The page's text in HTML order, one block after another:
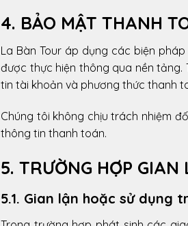
4. BẢO MẬT THANH
La Bàn Tour áp dụng các biện
được thực hiện thông qua nền tảng.
tin tài khoản và phương thức thanh
Chúng tôi không chịu trách nhiệm
thông tin thanh toán.
5. TRƯỜNG HỢP
5.1. Gian lận hoặc sử dụng